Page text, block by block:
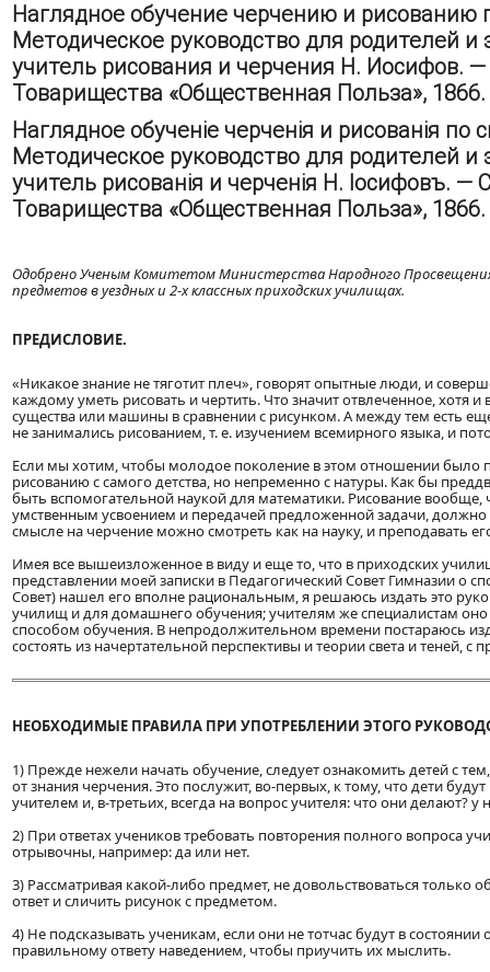
Наглядное обучение черчению и рисованию
Методическое руководство для родителей
учитель рисования и черчения Н. Иосифов.
Товарищества «Общественная Польза», 1866.
Наглядное обученіе черченія и рисованія по
Методическое руководство для родителей
учитель рисованія и черченія Н. Іосифовъ. —
Товарищества «Общественная Польза», 1866.
Одобрено Ученым Комитетом Министерства Народного
предметов в уездных и 2-х классных приходских училищах.
ПРЕДИСЛОВИЕ.
«Никакое знание не тяготит плеч», говорят опытные люди, и
каждому уметь рисовать и чертить. Что значит отвлеченное, хотя
существа или машины в сравнении с рисунком. А между тем есть
не занимались рисованием, т. е. изучением всемирного языка, и
Если мы хотим, чтобы молодое поколение в этом отношении было
рисованию с самого детства, но непременно с натуры. Как бы
быть вспомогательной наукой для математики. Рисование
умственным усвоением и передачей предложенной задачи,
смысле на черчение можно смотреть как на науку, и преподавать
Имея все вышеизложенное в виду и еще то, что в приходских
представлении моей записки в Педагогический Совет Гимназии о
Совет) нашел его вполне рациональным, я решаюсь издать это
училищ и для домашнего обучения; учителям же специалистам
способом обучения. В непродолжительном времени постараюсь
состоять из начертательной перспективы и теории света и
НЕОБХОДИМЫЕ ПРАВИЛА ПРИ УПОТРЕБЛЕНИИ ЭТОГО
1) Прежде нежели начать обучение, следует ознакомить детей с
от знания черчения. Это послужит, во-первых, к тому, что дети
учителем и, в-третьих, всегда на вопрос учителя: что они делают? у
2) При ответах учеников требовать повторения полного вопроса
отрывочны, например: да или нет.
3) Рассматривая какой-либо предмет, не довольствоваться
ответ и сличить рисунок с предметом.
4) Не подсказывать ученикам, если они не тотчас будут в
правильному ответу наведением, чтобы приучить их мыслить.